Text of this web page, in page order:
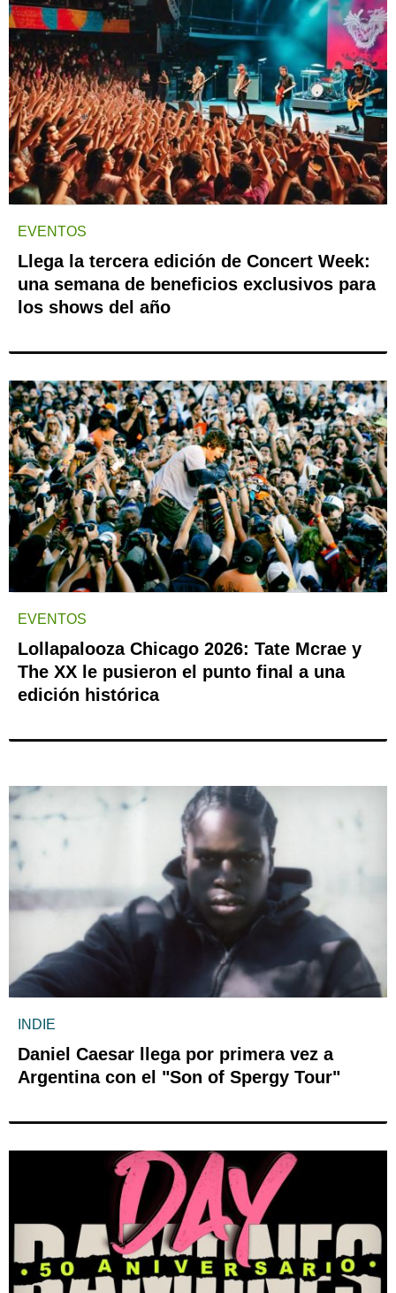
EVENTOS
Llega la tercera edición de Concert Week:
una semana de beneficios exclusivos para
los shows del año
EVENTOS
Lollapalooza Chicago 2026: Tate Mcrae y
The XX le pusieron el punto final a una
edición histórica
INDIE
Daniel Caesar llega por primera vez a
Argentina con el "Son of Spergy Tour"